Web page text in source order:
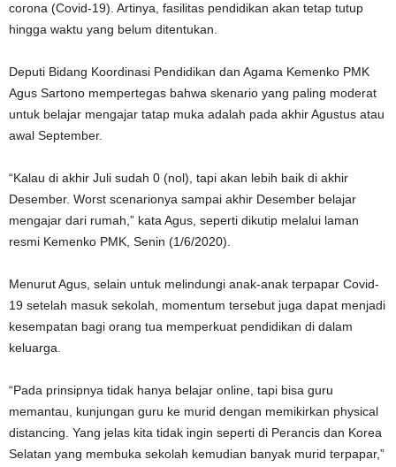
corona (Covid-19). Artinya, fasilitas pendidikan akan tetap tutup
hingga waktu yang belum ditentukan.
Deputi Bidang Koordinasi Pendidikan dan Agama Kemenko PMK
Agus Sartono mempertegas bahwa skenario yang paling moderat
untuk belajar mengajar tatap muka adalah pada akhir Agustus atau
awal September.
“Kalau di akhir Juli sudah 0 (nol), tapi akan lebih baik di akhir
Desember. Worst scenarionya sampai akhir Desember belajar
mengajar dari rumah,” kata Agus, seperti dikutip melalui laman
resmi Kemenko PMK, Senin (1/6/2020).
Menurut Agus, selain untuk melindungi anak-anak terpapar Covid-
19 setelah masuk sekolah, momentum tersebut juga dapat menjadi
kesempatan bagi orang tua memperkuat pendidikan di dalam
keluarga.
“Pada prinsipnya tidak hanya belajar online, tapi bisa guru
memantau, kunjungan guru ke murid dengan memikirkan physical
distancing. Yang jelas kita tidak ingin seperti di Perancis dan Korea
Selatan yang membuka sekolah kemudian banyak murid terpapar,”